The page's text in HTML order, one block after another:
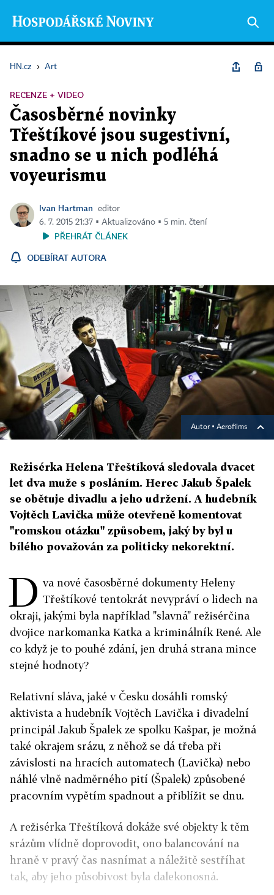
HN.cz › Art
RECENZE + VIDEO
Časosběrné novinky
Třeštíkové jsou sugestivní,
snadno se u nich podléhá
voyeurismu
Ivan Hartman
editor
6. 7. 2015 21:37 ▪ Aktualizováno ▪ 5 min. čtení
PŘEHRÁT ČLÁNEK
ODEBÍRAT AUTORA
Autor ▪ Aerofilms
Režisérka Helena Třeštíková sledovala dvacet
let dva muže s posláním. Herec Jakub Špalek
se obětuje divadlu a jeho udržení. A hudebník
Vojtěch Lavička může otevřeně komentovat
"romskou otázku" způsobem, jaký by byl u
bílého považován za politicky nekorektní.
D va nové časosběrné dokumenty Heleny
Třeštíkové tentokrát nevypráví o lidech na
okraji, jakými byla například "slavná" režisérčina
dvojice narkomanka Katka a kriminálník René. Ale
co když je to pouhé zdání, jen druhá strana mince
stejné hodnoty?
Relativní sláva, jaké v Česku dosáhli romský
aktivista a hudebník Vojtěch Lavička i divadelní
principál Jakub Špalek ze spolku Kašpar, je možná
také okrajem srázu, z něhož se dá třeba při
závislosti na hracích automatech (Lavička) nebo
náhlé vlně nadměrného pití (Špalek) způsobené
pracovním vypětím spadnout a přiblížit se dnu.
A režisérka Třeštíková dokáže své objekty k těm
srázům vlídně doprovodit, ono balancování na
hraně v pravý čas nasnímat a náležitě sestříhat
tak, aby jeho působivost byla dalekonosná.